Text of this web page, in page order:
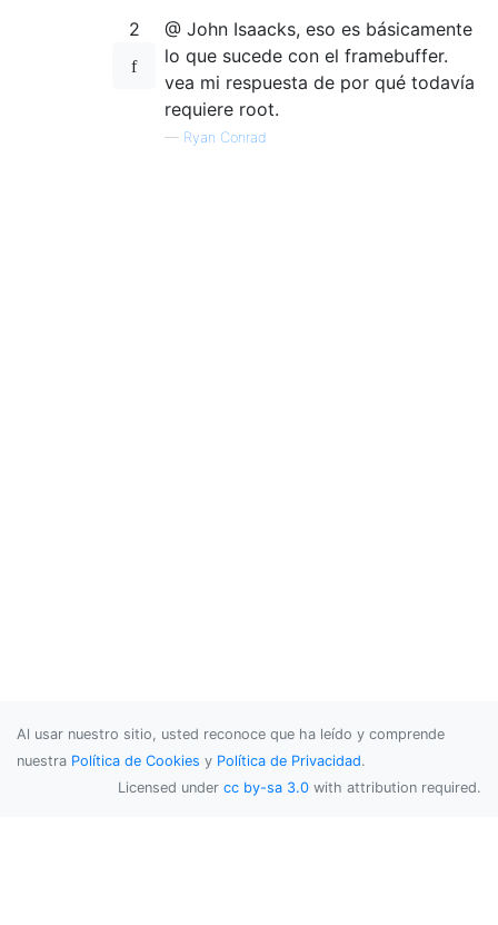
2
@ John Isaacks, eso es básicamente
lo que sucede con el framebuffer.
vea mi respuesta de por qué todavía
requiere root.
— Ryan Conrad
Al usar nuestro sitio, usted reconoce que ha leído y comprende
nuestra Política de Cookies y Política de Privacidad.
Licensed under cc by-sa 3.0 with attribution required.